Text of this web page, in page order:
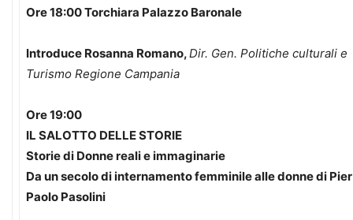
Ore 18:00 Torchiara Palazzo Baronale
Introduce Rosanna Romano,Dir. Gen. Politiche culturali e
Turismo Regione Campania
Ore 19:00
IL SALOTTO DELLE STORIE
Storie di Donne reali e immaginarie
Da un secolo di internamento femminile alle donne di Pier
Paolo Pasolini